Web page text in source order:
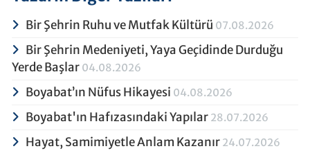
Bir Şehrin Ruhu ve Mutfak Kültürü 07.08.2026
Bir Şehrin Medeniyeti, Yaya Geçidinde Durduğu
Yerde Başlar 04.08.2026
Boyabat’ın Nüfus Hikayesi 04.08.2026
Boyabat'ın Hafızasındaki Yapılar 28.07.2026
Hayat, Samimiyetle Anlam Kazanır 24.07.2026